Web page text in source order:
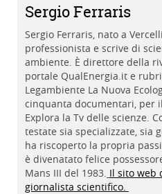
Sergio Ferraris
Sergio Ferraris, nato a
professionista e scrive di
ambiente. È direttore della
portale QualEnergia.it e
Legambiente La Nuova
cinquanta documentari, per
Explora la Tv delle scienze.
testate sia specializzate, sia
ha riscoperto la propria
è divenatato felice
Mans III del 1983. Il sito web
giornalista scientifico.